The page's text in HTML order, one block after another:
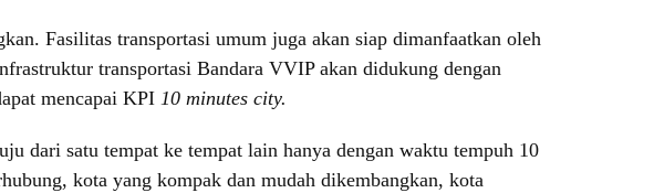
Fasilitas transportasi umum juga akan siap dimanfaatkan oleh
transportasi Bandara VVIP akan didukung dengan
mencapai KPI 10 minutes city.
dari satu tempat ke tempat lain hanya dengan waktu tempuh 10
kota yang kompak dan mudah dikembangkan, kota